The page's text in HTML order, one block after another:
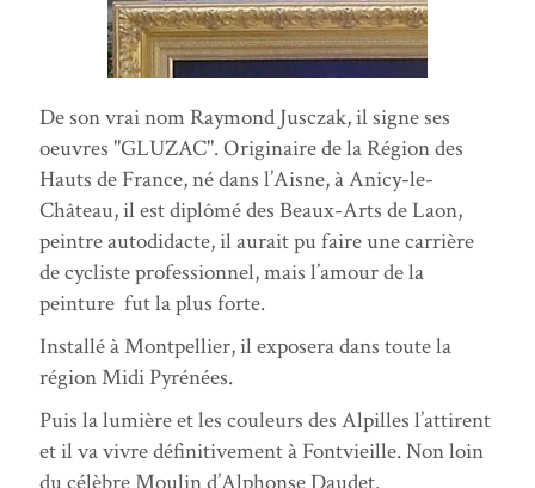
De son vrai nom Raymond Jusczak, il signe ses
oeuvres "GLUZAC". Originaire de la Région des
Hauts de France, né dans l’Aisne, à Anicy-le-
Château, il est diplômé des Beaux-Arts de Laon,
peintre autodidacte, il aurait pu faire une carrière
de cycliste professionnel, mais l’amour de la
peinture fut la plus forte.
Installé à Montpellier, il exposera dans toute la
région Midi Pyrénées.
Puis la lumière et les couleurs des Alpilles l’attirent
et il va vivre définitivement à Fontvieille. Non loin